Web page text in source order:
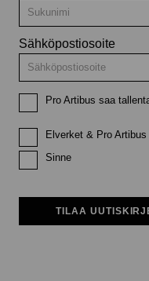
Sähköpostiosoite
Pro Artibus saa
Elverket & Pro Artibus
Sinne
TILAA